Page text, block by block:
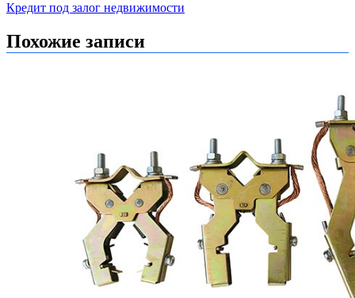
Кредит под залог недвижимости
Похожие записи